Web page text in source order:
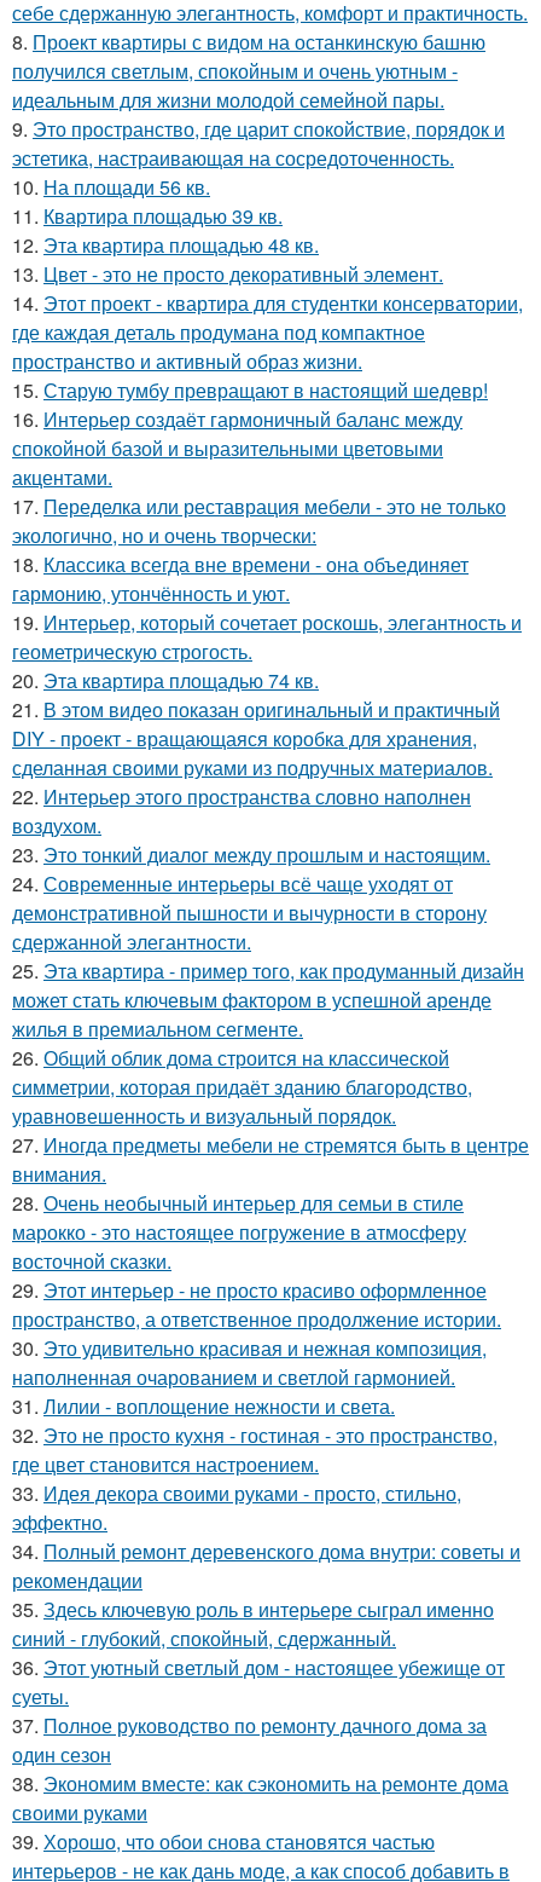
себе сдержанную элегантность, комфорт и практичность.
8. Проект квартиры с видом на останкинскую башню
получился светлым, спокойным и очень уютным -
идеальным для жизни молодой семейной пары.
9. Это пространство, где царит спокойствие, порядок и
эстетика, настраивающая на сосредоточенность.
10. На площади 56 кв.
11. Квартира площадью 39 кв.
12. Эта квартира площадью 48 кв.
13. Цвет - это не просто декоративный элемент.
14. Этот проект - квартира для студентки консерватории,
где каждая деталь продумана под компактное
пространство и активный образ жизни.
15. Старую тумбу превращают в настоящий шедевр!
16. Интерьер создаёт гармоничный баланс между
спокойной базой и выразительными цветовыми
акцентами.
17. Переделка или реставрация мебели - это не только
экологично, но и очень творчески:
18. Классика всегда вне времени - она объединяет
гармонию, утончённость и уют.
19. Интерьер, который сочетает роскошь, элегантность и
геометрическую строгость.
20. Эта квартира площадью 74 кв.
21. В этом видео показан оригинальный и практичный
DIY - проект - вращающаяся коробка для хранения,
сделанная своими руками из подручных материалов.
22. Интерьер этого пространства словно наполнен
воздухом.
23. Это тонкий диалог между прошлым и настоящим.
24. Современные интерьеры всё чаще уходят от
демонстративной пышности и вычурности в сторону
сдержанной элегантности.
25. Эта квартира - пример того, как продуманный дизайн
может стать ключевым фактором в успешной аренде
жилья в премиальном сегменте.
26. Общий облик дома строится на классической
симметрии, которая придаёт зданию благородство,
уравновешенность и визуальный порядок.
27. Иногда предметы мебели не стремятся быть в центре
внимания.
28. Очень необычный интерьер для семьи в стиле
марокко - это настоящее погружение в атмосферу
восточной сказки.
29. Этот интерьер - не просто красиво оформленное
пространство, а ответственное продолжение истории.
30. Это удивительно красивая и нежная композиция,
наполненная очарованием и светлой гармонией.
31. Лилии - воплощение нежности и света.
32. Это не просто кухня - гостиная - это пространство,
где цвет становится настроением.
33. Идея декора своими руками - просто, стильно,
эффектно.
34. Полный ремонт деревенского дома внутри: советы и
рекомендации
35. Здесь ключевую роль в интерьере сыграл именно
синий - глубокий, спокойный, сдержанный.
36. Этот уютный светлый дом - настоящее убежище от
суеты.
37. Полное руководство по ремонту дачного дома за
один сезон
38. Экономим вместе: как сэкономить на ремонте дома
своими руками
39. Хорошо, что обои снова становятся частью
интерьеров - не как дань моде, а как способ добавить в